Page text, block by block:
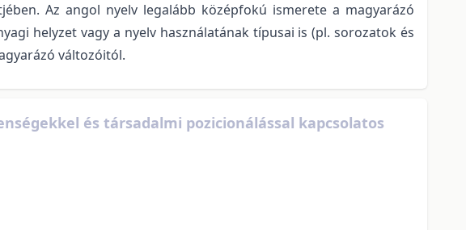
Az angol nyelv legalább középfokú ismerete a magyarázó
helyzet vagy a nyelv használatának típusai is (pl. sorozatok és
változóitól.
és társadalmi pozicionálással kapcsolatos